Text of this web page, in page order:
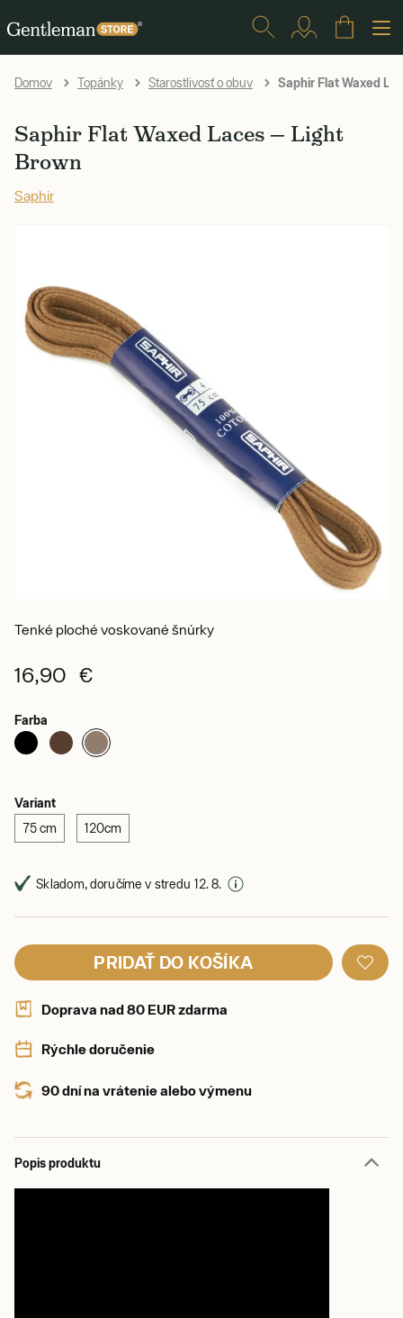
Domov Topánky Starostlivosť o obuv Saphir Flat Waxed
Saphir Flat Waxed Laces — Light
Brown
Saphir
Tenké ploché voskované šnúrky
16,90 €
Farba
Variant
75 cm 120cm
Skladom, doručíme v stredu 12. 8.
PRIDAŤ DO KOŠÍKA
Doprava nad 80 EUR zdarma
Rýchle doručenie
90 dní na vrátenie alebo výmenu
Popis produktu